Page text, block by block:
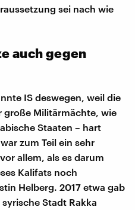
sei nach wie
auch gegen
IS deswegen, weil die
große Militärmächte, wie
Staaten – hart
zum Teil ein sehr
allem, als es darum
Kalifats noch
Helberg. 2017 etwa gab
Stadt Rakka